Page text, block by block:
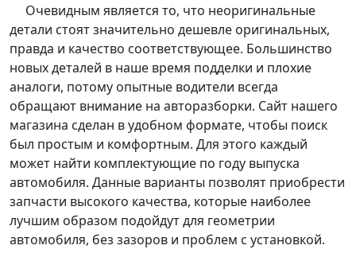
Очевидным является то, что неоригинальные
детали стоят значительно дешевле оригинальных,
правда и качество соответствующее. Большинство
новых деталей в наше время подделки и плохие
аналоги, потому опытные водители всегда
обращают внимание на авторазборки. Сайт нашего
магазина сделан в удобном формате, чтобы поиск
был простым и комфортным. Для этого каждый
может найти комплектующие по году выпуска
автомобиля. Данные варианты позволят приобрести
запчасти высокого качества, которые наиболее
лучшим образом подойдут для геометрии
автомобиля, без зазоров и проблем с установкой.